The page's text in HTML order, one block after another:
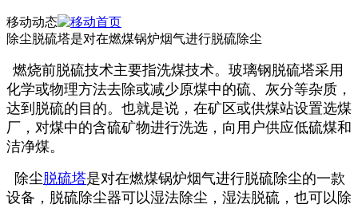
移动动态
除尘脱硫塔是对在燃煤锅炉烟气进行脱硫除尘
燃烧前脱硫技术主要指洗煤技术。玻璃钢脱硫塔采用
化学或物理方法去除或减少原煤中的硫、灰分等杂质，
达到脱硫的目的。也就是说，在矿区或供煤站设置选煤
厂，对煤中的含硫矿物进行洗选，向用户供应低硫煤和
洁净煤。
除尘脱硫塔是对在燃煤锅炉烟气进行脱硫除尘的一款
设备，脱硫除尘器可以湿法除尘，湿法脱硫，也可以除